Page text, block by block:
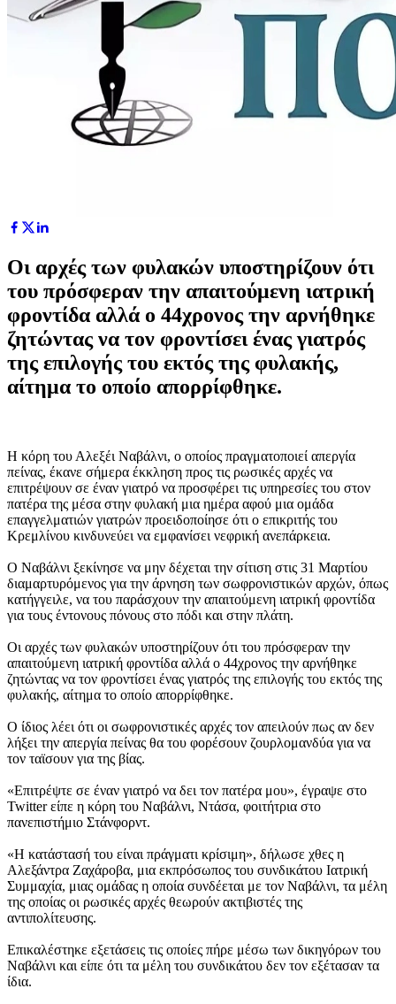
Οι αρχές των φυλακών υποστηρίζουν ότι
του πρόσφεραν την απαιτούμενη ιατρική
φροντίδα αλλά ο 44χρονος την αρνήθηκε
ζητώντας να τον φροντίσει ένας γιατρός
της επιλογής του εκτός της φυλακής,
αίτημα το οποίο απορρίφθηκε.
Η κόρη του Αλεξέι Ναβάλνι, ο οποίος πραγματοποιεί απεργία
πείνας, έκανε σήμερα έκκληση προς τις ρωσικές αρχές να
επιτρέψουν σε έναν γιατρό να προσφέρει τις υπηρεσίες του στον
πατέρα της μέσα στην φυλακή μια ημέρα αφού μια ομάδα
επαγγελματιών γιατρών προειδοποίησε ότι ο επικριτής του
Κρεμλίνου κινδυνεύει να εμφανίσει νεφρική ανεπάρκεια.
Ο Ναβάλνι ξεκίνησε να μην δέχεται την σίτιση στις 31 Μαρτίου
διαμαρτυρόμενος για την άρνηση των σωφρονιστικών αρχών, όπως
κατήγγειλε, να του παράσχουν την απαιτούμενη ιατρική φροντίδα
για τους έντονους πόνους στο πόδι και στην πλάτη.
Οι αρχές των φυλακών υποστηρίζουν ότι του πρόσφεραν την
απαιτούμενη ιατρική φροντίδα αλλά ο 44χρονος την αρνήθηκε
ζητώντας να τον φροντίσει ένας γιατρός της επιλογής του εκτός της
φυλακής, αίτημα το οποίο απορρίφθηκε.
Ο ίδιος λέει ότι οι σωφρονιστικές αρχές τον απειλούν πως αν δεν
λήξει την απεργία πείνας θα του φορέσουν ζουρλομανδύα για να
τον ταϊσουν για της βίας.
«Επιτρέψτε σε έναν γιατρό να δει τον πατέρα μου», έγραψε στο
Twitter είπε η κόρη του Ναβάλνι, Ντάσα, φοιτήτρια στο
πανεπιστήμιο Στάνφορντ.
«Η κατάστασή του είναι πράγματι κρίσιμη», δήλωσε χθες η
Αλεξάντρα Ζαχάροβα, μια εκπρόσωπος του συνδικάτου Ιατρική
Συμμαχία, μιας ομάδας η οποία συνδέεται με τον Ναβάλνι, τα μέλη
της οποίας οι ρωσικές αρχές θεωρούν ακτιβιστές της
αντιπολίτευσης.
Επικαλέστηκε εξετάσεις τις οποίες πήρε μέσω των δικηγόρων του
Ναβάλνι και είπε ότι τα μέλη του συνδικάτου δεν τον εξέτασαν τα
ίδια.